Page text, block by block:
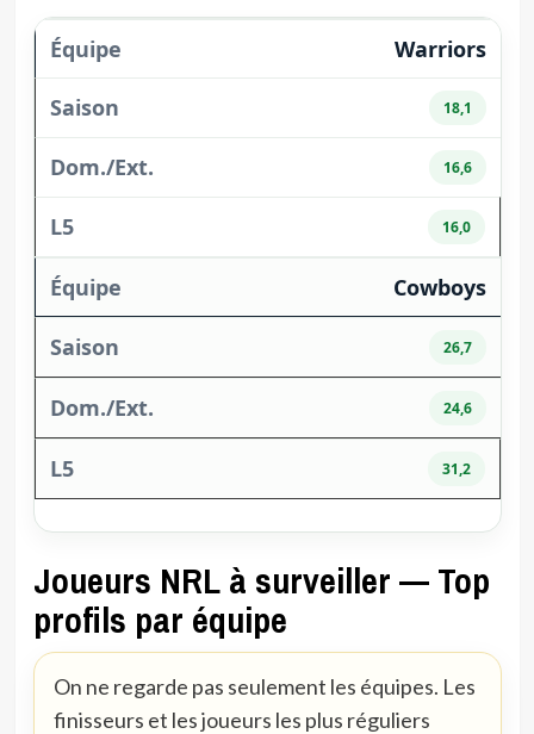
Warriors
18,1
16,6
16,0
Cowboys
26,7
24,6
31,2
Joueurs NRL à surveiller — Top
profils par équipe
On ne regarde pas seulement les équipes. Les
finisseurs et les joueurs les plus réguliers